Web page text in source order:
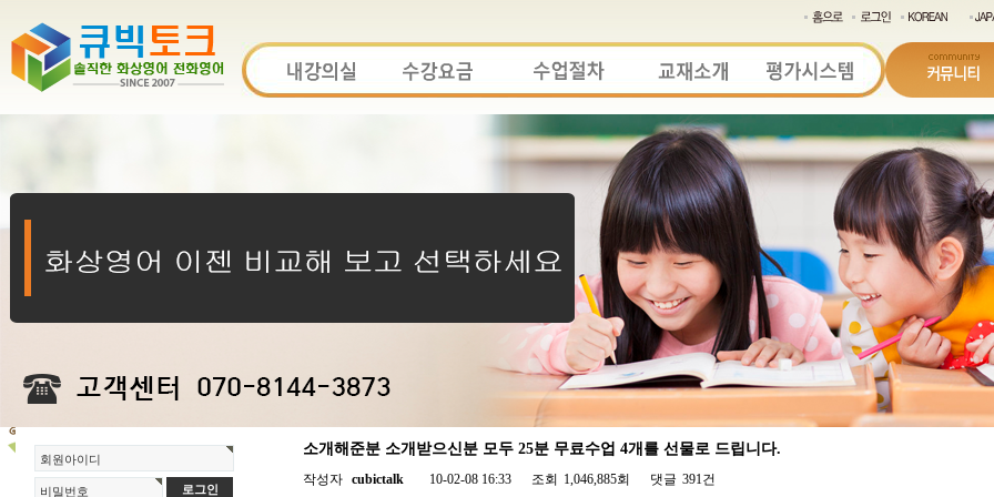
회원아이디
비밀번호
소개해준분 소개받으신분 모두 25분 무료수업 4개를 선물로 드립니다.
작성자 cubictalk 10-02-08 16:33 조회 1,046,885회 댓글 391건